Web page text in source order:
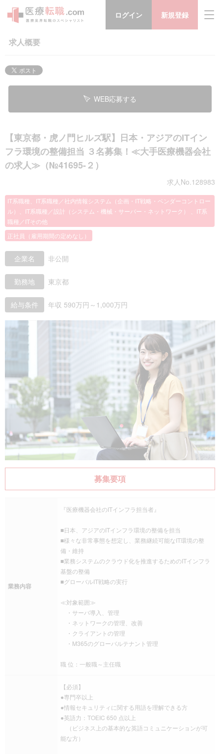
ログイン 新規登録
求人概要
WEB応募する
【東京都・虎ノ門ヒルズ駅】日本・アジアのITイン
フラ環境の整備担当 ３名募集！≪大手医療機器会社
の求人≫（№41695-２）
求人No.128983
IT系職種、IT系職種／社内情報システム（企画・IT戦略・ベンダーコントロー
ル）、IT系職種／設計（システム・機械・サーバー・ネットワーク） 、IT系
職種／ITその他
正社員（雇用期間の定めなし）
企業名 非公開
勤務地 東京都
給与条件 年収 590万円～1,000万円
募集要項
業務内容
『医療機器会社のITインフラ担当者』
■日本、アジアのITインフラ環境の整備を担当
■様々な非常事態を想定し、業務継続可能なIT環境の整
備・維持
■業務システムのクラウド化を推進するためのITインフラ
基盤の整備
■グローバルIT戦略の実行
≪対象範囲≫
・サーバ導入、管理
・ネットワークの管理、改善
・クライアントの管理
・M365のグローバルテナント管理
職 位：一般職～主任職
【必須】
●専門卒以上
●情報セキュリティに関する用語を理解できる方
●英語力：TOEIC 650 点以上
（ビジネス上の基本的な英語コミュニケーションが可
能な方）